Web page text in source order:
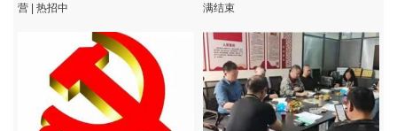
营 | 热招中
满结束